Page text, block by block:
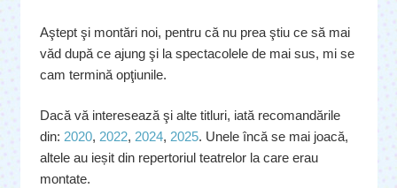
Aştept şi montări noi, pentru că nu prea ştiu ce să mai
văd după ce ajung şi la spectacolele de mai sus, mi se
cam termină opţiunile.
Dacă vă interesează şi alte titluri, iată recomandările
din: 2020, 2022, 2024, 2025. Unele încă se mai joacă,
altele au ieșit din repertoriul teatrelor la care erau
montate.